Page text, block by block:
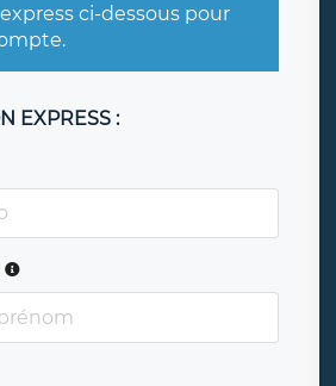
ci-dessous pour
EXPRESS :